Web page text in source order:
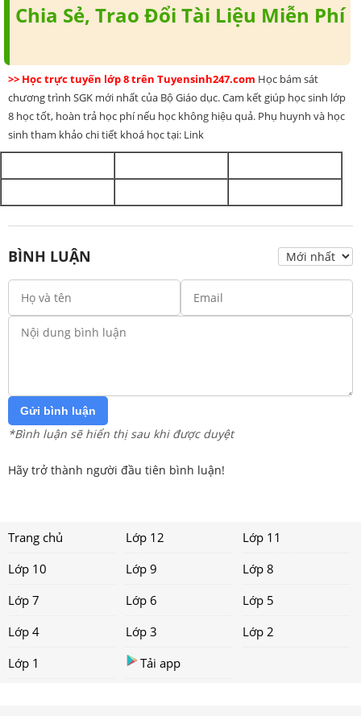
Chia Sẻ, Trao Đổi Tài Liệu Miễn Phí
>> Học trực tuyến lớp 8 trên Tuyensinh247.com Học bám sát
chương trình SGK mới nhất của Bộ Giáo dục. Cam kết giúp học sinh lớp
8 học tốt, hoàn trả học phí nếu học không hiệu quả. Phụ huynh và học
sinh tham khảo chi tiết khoá học tại: Link
BÌNH LUẬN
Gửi bình luận
*Bình luận sẽ hiển thị sau khi được duyệt
Hãy trở thành người đầu tiên bình luận!
Trang chủ Lớp 12
Lớp 11
Lớp 10
Lớp 9
Lớp 8
Lớp 7
Lớp 6
Lớp 5
Lớp 4
Lớp 3
Lớp 2
Lớp 1
Tải app